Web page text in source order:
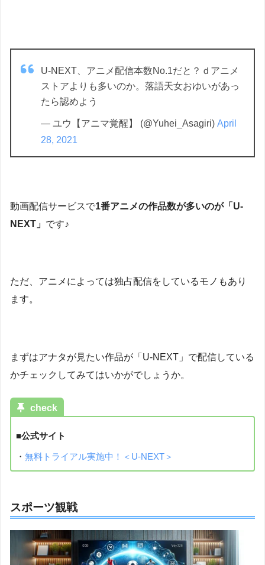
U-NEXT、アニメ配信本数No.1だと？ｄアニメ
ストアよりも多いのか。落語天女おゆいがあっ
たら認めよう
— ユウ【アニマ覚醒】 (@Yuhei_Asagiri) April
28, 2021
動画配信サービスで1番アニメの作品数が多いのが「U-
NEXT」 です♪
ただ、アニメによっては独占配信をしているモノもあり
ます。
まずはアナタが見たい作品が「U-NEXT」で配信している
かチェックしてみてはいかがでしょうか。
check
■公式サイト
・ 無料トライアル実施中！＜U-NEXT＞
スポーツ観戦